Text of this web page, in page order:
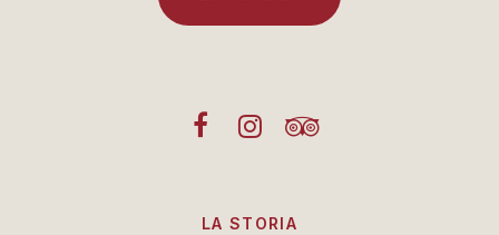
LA STORIA